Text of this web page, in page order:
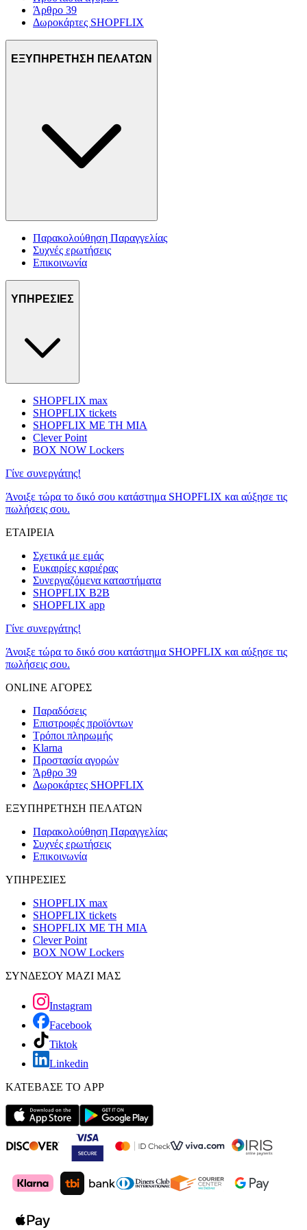
Άρθρο 39
Δωροκάρτες SHOPFLIX
ΕΞΥΠΗΡΕΤΗΣΗ ΠΕΛΑΤΩΝ
Παρακολούθηση Παραγγελίας
Συχνές ερωτήσεις
Επικοινωνία
ΥΠΗΡΕΣΙΕΣ
SHOPFLIX max
SHOPFLIX tickets
SHOPFLIX ΜΕ ΤΗ ΜΙΑ
Clever Point
BOX NOW Lockers
Γίνε συνεργάτης!
Άνοιξε τώρα το δικό σου κατάστημα SHOPFLIX και αύξησε τις
πωλήσεις σου.
ΕΤΑΙΡΕΙΑ
Σχετικά με εμάς
Ευκαιρίες καριέρας
Συνεργαζόμενα καταστήματα
SHOPFLIX B2B
SHOPFLIX app
Γίνε συνεργάτης!
Άνοιξε τώρα το δικό σου κατάστημα SHOPFLIX και αύξησε τις
πωλήσεις σου.
ONLINE ΑΓΟΡΕΣ
Παραδόσεις
Επιστροφές προϊόντων
Τρόποι πληρωμής
Klarna
Προστασία αγορών
Άρθρο 39
Δωροκάρτες SHOPFLIX
ΕΞΥΠΗΡΕΤΗΣΗ ΠΕΛΑΤΩΝ
Παρακολούθηση Παραγγελίας
Συχνές ερωτήσεις
Επικοινωνία
ΥΠΗΡΕΣΙΕΣ
SHOPFLIX max
SHOPFLIX tickets
SHOPFLIX ΜΕ ΤΗ ΜΙΑ
Clever Point
BOX NOW Lockers
ΣΥΝΔΕΣΟΥ ΜΑΖΙ ΜΑΣ
Instagram
Facebook
Tiktok
Linkedin
ΚΑΤΕΒΑΣΕ ΤΟ APP